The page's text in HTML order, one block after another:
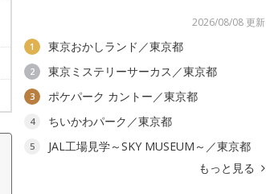
2026/08/08 更新
1 東京おかしランド／東京都
2 東京ミステリーサーカス／東京都
3 ポケパーク カントー／東京都
4 ちいかわパーク／東京都
5
JAL工場見学～SKY MUSEUM～／東京都
もっと見る